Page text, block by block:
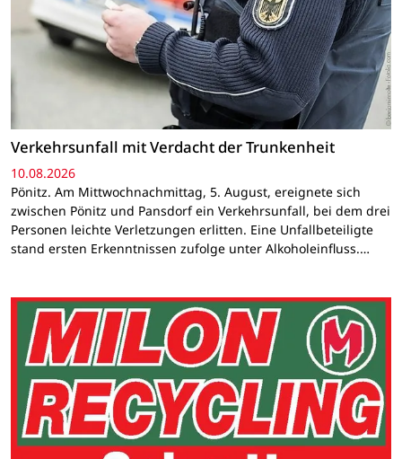
Verkehrsunfall mit Verdacht der Trunkenheit
10.08.2026
Pönitz. Am Mittwochnachmittag, 5. August, ereignete sich
zwischen Pönitz und Pansdorf ein Verkehrsunfall, bei dem drei
Personen leichte Verletzungen erlitten. Eine Unfallbeteiligte
stand ersten Erkenntnissen zufolge unter Alkoholeinfluss.…